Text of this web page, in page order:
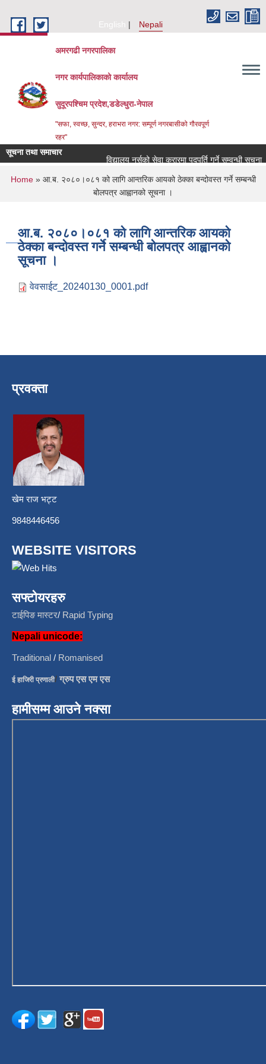
English
Nepali
अमरगढी नगरपालिका
नगर कार्यपालिकाको कार्यालय
सुदूरपश्चिम प्रदेश,डडेल्धुरा-नेपाल
"सफा, स्वच्छ, सुन्दर, हराभरा नगर: सम्पूर्ण नगरबासीको गौरवपूर्ण
रहर"
सूचना तथा समाचार
विद्यालय नर्सको सेवा करारमा पदपूर्ति गर्ने सम्वन्धी सूचना
You are here
Home» आ.ब. २०८०।०८१ को लागि आन्तरिक आयको ठेक्का बन्दोवस्त गर्ने सम्बन्धी
बोलपत्र आह्वानको सूचना ।
आ.ब. २०८०।०८१ को लागि आन्तरिक आयको
ठेक्का बन्दोवस्त गर्ने सम्बन्धी बोलपत्र आह्वानको
सूचना ।
वेवसाईट_20240130_0001.pdf
प्रवक्ता
खेम राज भट्ट
9848446456
WEBSITE VISITORS
सफ्टोयरहरु
टाईपिङ मास्टर/ Rapid Typing
Nepali unicode:
Traditional / Romanised
ई हाजिरी प्रणाली/ग्रुप एस एम एस
हामीसम्म आउने नक्सा